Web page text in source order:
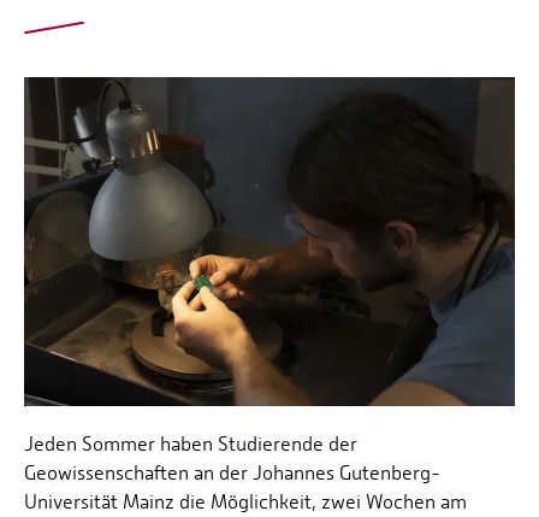
Jeden Sommer haben Studierende der
Geowissenschaften an der Johannes Gutenberg-
Universität Mainz die Möglichkeit, zwei Wochen am